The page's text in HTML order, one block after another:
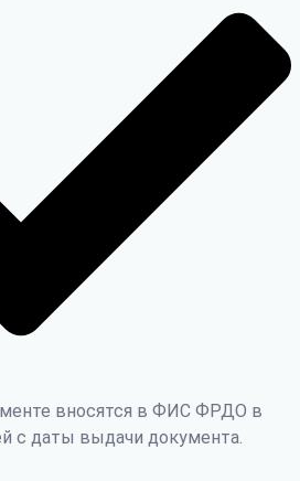
вносятся в ФИС ФРДО в
с даты выдачи документа.